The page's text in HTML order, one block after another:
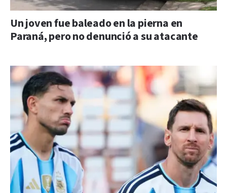
Un joven fue baleado en la pierna en
Paraná, pero no denunció a su atacante